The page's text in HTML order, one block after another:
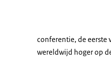
conferentie, de eerste
wereldwijd hoger op